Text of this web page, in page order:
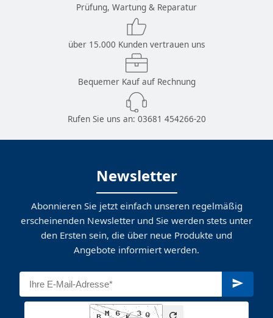
Prüfung, Wartung & Reparatur
über 15.000 Kunden vertrauen uns
Bequemer Kauf auf Rechnung
Rufen Sie uns an: 03681 454266-20
Newsletter
Abonnieren Sie jetzt einfach unseren regelmäßig
erscheinenden Newsletter und Sie werden stets unter
den Ersten sein, die über neue Produkte und
Angebote informiert werden.